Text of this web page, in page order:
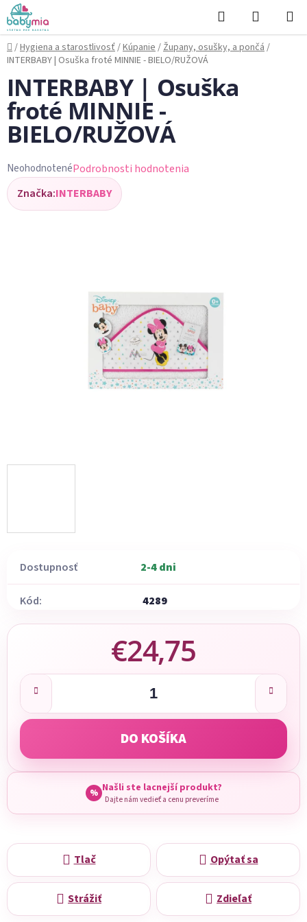
Prejsť
na
obsah
Hľadať
KOŠÍK
Domov
/Hygiena a starostlivosť/Kúpanie/Župany, osušky, a pončá/
INTERBABY | Osuška froté MINNIE - BIELO/RUŽOVÁ
Dostupnosť 2-4 dni
Kód: 4289
€24,75
Jednotková cena:
DO KOŠÍKA
% Našli ste lacnejší produkt?
Dajte nám vedieť a cenu preveríme
Tlač Opýtať sa
Strážiť Zdieľať
INTERBABY | Osuška
froté MINNIE -
BIELO/RUŽOVÁ
Priemerné
hodnotenie
produktu
NeohodnotenéPodrobnosti hodnotenia
Značka:INTERBABY